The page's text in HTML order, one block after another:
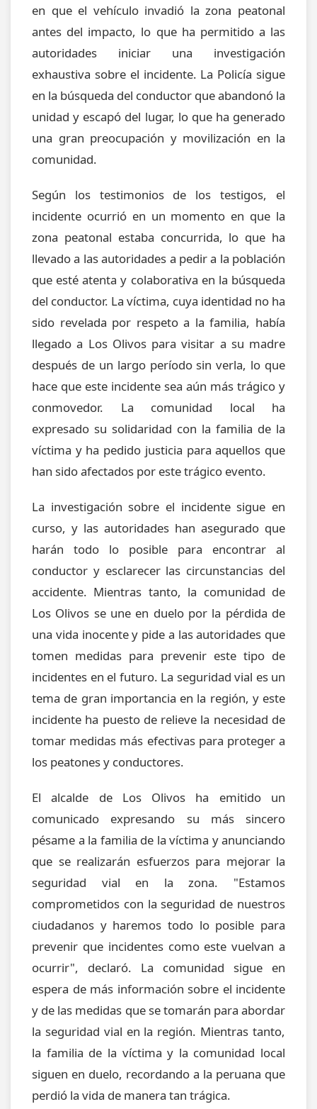
en que el vehículo invadió la zona peatonal
antes del impacto, lo que ha permitido a las
autoridades iniciar una investigación
exhaustiva sobre el incidente. La Policía sigue
en la búsqueda del conductor que abandonó la
unidad y escapó del lugar, lo que ha generado
una gran preocupación y movilización en la
comunidad.
Según los testimonios de los testigos, el
incidente ocurrió en un momento en que la
zona peatonal estaba concurrida, lo que ha
llevado a las autoridades a pedir a la población
que esté atenta y colaborativa en la búsqueda
del conductor. La víctima, cuya identidad no ha
sido revelada por respeto a la familia, había
llegado a Los Olivos para visitar a su madre
después de un largo período sin verla, lo que
hace que este incidente sea aún más trágico y
conmovedor. La comunidad local ha
expresado su solidaridad con la familia de la
víctima y ha pedido justicia para aquellos que
han sido afectados por este trágico evento.
La investigación sobre el incidente sigue en
curso, y las autoridades han asegurado que
harán todo lo posible para encontrar al
conductor y esclarecer las circunstancias del
accidente. Mientras tanto, la comunidad de
Los Olivos se une en duelo por la pérdida de
una vida inocente y pide a las autoridades que
tomen medidas para prevenir este tipo de
incidentes en el futuro. La seguridad vial es un
tema de gran importancia en la región, y este
incidente ha puesto de relieve la necesidad de
tomar medidas más efectivas para proteger a
los peatones y conductores.
El alcalde de Los Olivos ha emitido un
comunicado expresando su más sincero
pésame a la familia de la víctima y anunciando
que se realizarán esfuerzos para mejorar la
seguridad vial en la zona. "Estamos
comprometidos con la seguridad de nuestros
ciudadanos y haremos todo lo posible para
prevenir que incidentes como este vuelvan a
ocurrir", declaró. La comunidad sigue en
espera de más información sobre el incidente
y de las medidas que se tomarán para abordar
la seguridad vial en la región. Mientras tanto,
la familia de la víctima y la comunidad local
siguen en duelo, recordando a la peruana que
perdió la vida de manera tan trágica.